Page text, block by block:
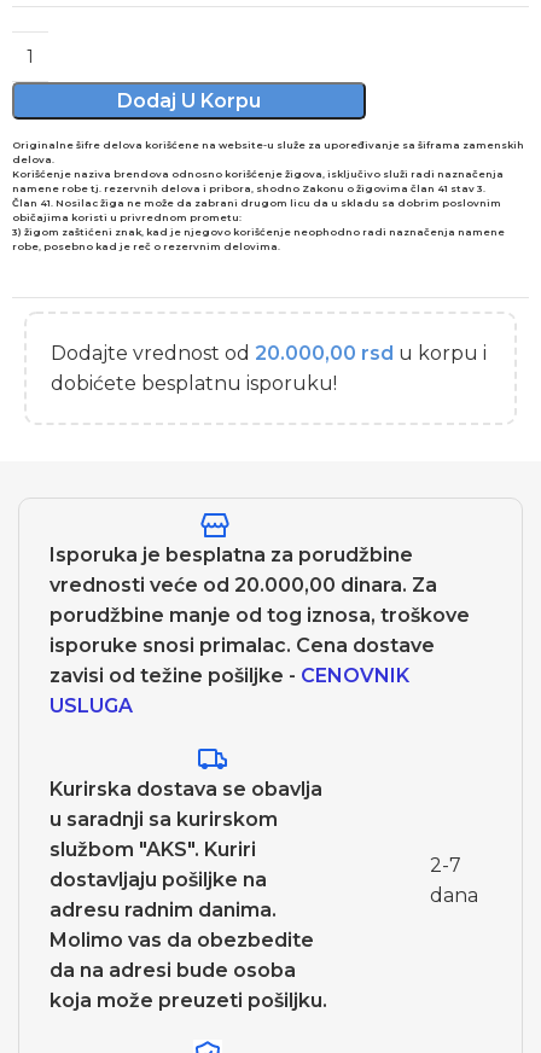
Dodaj U Korpu
Alternative:
Originalne šifre delova korišćene na website-u služe za upoređivanje sa šiframa zamenskih
delova.
Korišćenje naziva brendova odnosno korišćenje žigova, isključivo služi radi naznačenja
namene robe tj. rezervnih delova i pribora, shodno Zakonu o žigovima član 41 stav 3.
Član 41. Nosilac žiga ne može da zabrani drugom licu da u skladu sa dobrim poslovnim
običajima koristi u privrednom prometu:
3) žigom zaštićeni znak, kad je njegovo korišćenje neophodno radi naznačenja namene
robe, posebno kad je reč o rezervnim delovima.
Dodajte vrednost od20.000,00 rsd u korpu i
dobićete besplatnu isporuku!
Isporuka je besplatna za porudžbine
vrednosti veće od 20.000,00 dinara. Za
porudžbine manje od tog iznosa, troškove
isporuke snosi primalac. Cena dostave
zavisi od težine pošiljke - CENOVNIK
USLUGA
Kurirska dostava se obavlja
u saradnji sa kurirskom
službom "AKS". Kuriri
dostavljaju pošiljke na
adresu radnim danima.
Molimo vas da obezbedite
da na adresi bude osoba
koja može preuzeti pošiljku.
2-7
dana